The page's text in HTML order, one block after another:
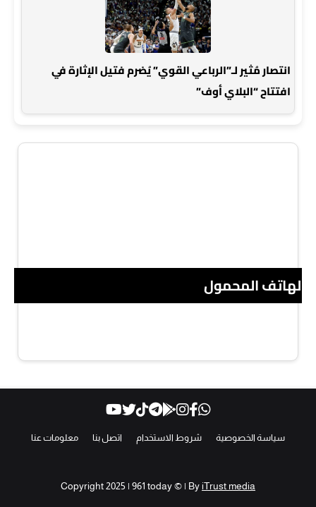
انتصار مُثير لـ”الرباعي القوي” يُضرم فتيل الإثارة في
افتتاح “البلاي أوف”
الهاتف المحمول
سياسة الخصوصية شروط الاستخدام اتصل بنا معلومات عنا
Copyright 2025 | 961 today © | By iTrust media